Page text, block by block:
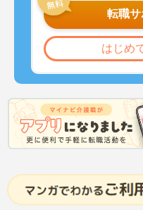
転職
はじめ